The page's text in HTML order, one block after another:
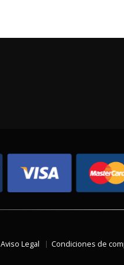
Aviso Legal Condiciones de